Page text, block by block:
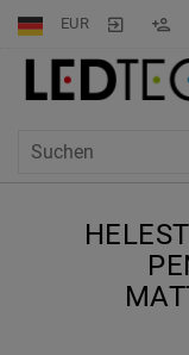
EUR